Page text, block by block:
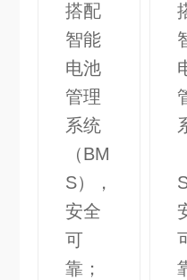
搭配
智能
电池
管理
系统
（BM
S），
安全
可
靠；